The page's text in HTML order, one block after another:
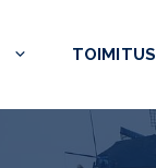
TOIMITUS